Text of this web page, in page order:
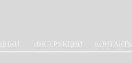
ИНСТРУКЦИИ КОНТАКТЫ